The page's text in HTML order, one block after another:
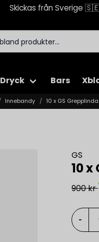
Skickas från Sverige
Dryck Bars
Innebandy 10 x GS
GS
10
900 kr
-